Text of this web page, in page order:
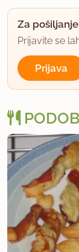
uporabno
trac
član od 2010
2.3.2013 ob
Samo nekaj
tem, da si
uporabno
trac
član od
2.3.2013 ob
Za
Prijavite se
Prijava